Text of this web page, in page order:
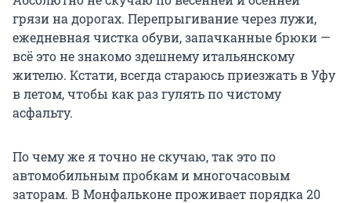
грязи на дорогах. Перепрыгивание через лужи,
ежедневная чистка обуви, запачканные брюки —
всё это не знакомо здешнему итальянскому
жителю. Кстати, всегда стараюсь приезжать в Уфу
в летом, чтобы как раз гулять по чистому
асфальту.
По чему же я точно не скучаю, так это по
автомобильным пробкам и многочасовым
заторам. В Монфальконе проживает порядка 20